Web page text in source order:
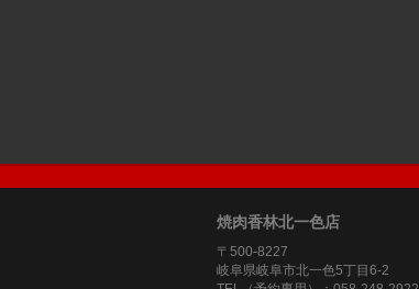
焼肉香林北一色店
〒500-8227
岐阜県岐阜市北一色5丁目6-2